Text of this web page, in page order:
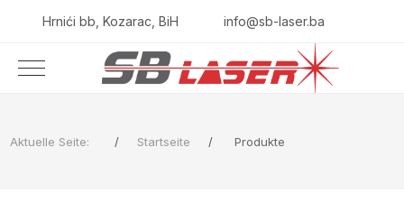
Hrnići bb, Kozarac, BiH info@sb-laser.ba
Aktuelle Seite: Startseite Produkte